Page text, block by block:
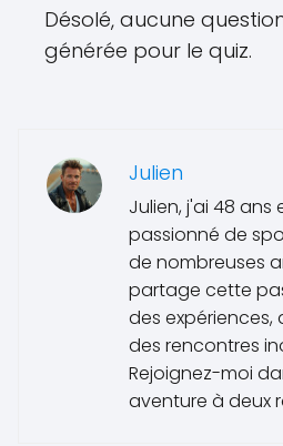
Désolé, aucune
générée pour le quiz.
Julien
Julien, j'ai 48 ans
passionné de
de nombreuses
partage cette
des expériences,
des rencontres
Rejoignez-moi
aventure à deux